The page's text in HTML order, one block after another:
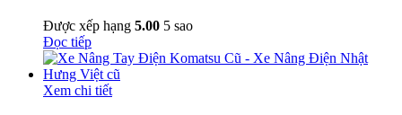
Được xếp hạng 5.00 5 sao
Đọc tiếp
Xem chi tiết